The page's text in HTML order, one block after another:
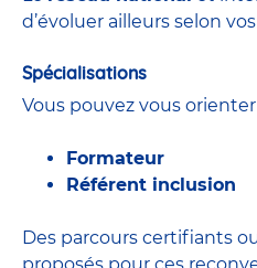
d’évoluer ailleurs selon
Spécialisations
Vous pouvez vous
Formateur
Référent inclusion
Des parcours certifiants